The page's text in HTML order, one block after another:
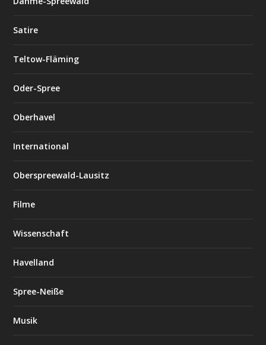
Satire
Teltow-Fläming
Oder-Spree
Oberhavel
International
Oberspreewald-Lausitz
Filme
Wissenschaft
Havelland
Spree-Neiße
Musik